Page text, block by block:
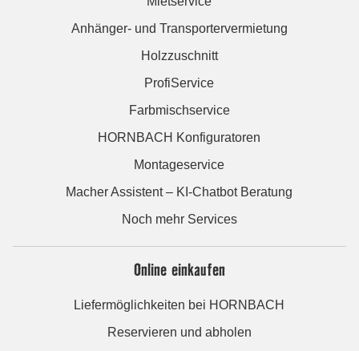
Anhänger- und Transportervermietung
Holzzuschnitt
ProfiService
Farbmischservice
HORNBACH Konfiguratoren
Montageservice
Macher Assistent – KI-Chatbot Beratung
Noch mehr Services
Online einkaufen
Liefermöglichkeiten bei HORNBACH
Reservieren und abholen